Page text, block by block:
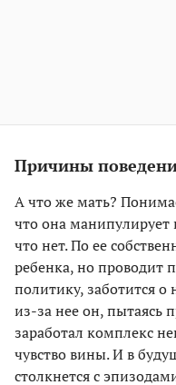
Причины
А что же мать?
что она манипулирует
что нет. По ее
ребенка, но проводит
политику, заботится
из-за нее он, пытаясь
заработал комплекс
чувство вины. И в
столкнется с